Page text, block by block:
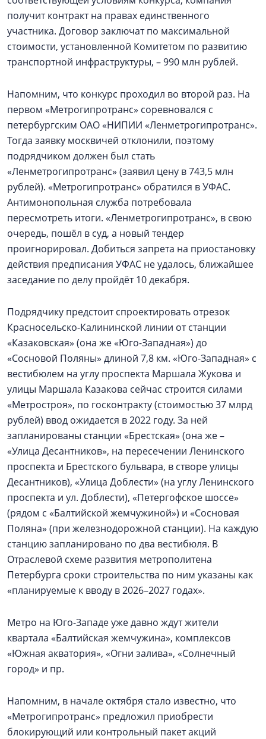
получит контракт на правах единственного
участника. Договор заключат по максимальной
стоимости, установленной Комитетом по развитию
транспортной инфраструктуры, – 990 млн рублей.
Напомним, что конкурс проходил во второй раз. На
первом «Метрогипротранс» соревновался с
петербургским ОАО «НИПИИ «Ленметрогипротранс».
Тогда заявку москвичей отклонили, поэтому
подрядчиком должен был стать
«Ленметрогипротранс» (заявил цену в 743,5 млн
рублей). «Метрогипротранс» обратился в УФАС.
Антимонопольная служба потребовала
пересмотреть итоги. «Ленметрогипротранс», в свою
очередь, пошёл в суд, а новый тендер
проигнорировал. Добиться запрета на приостановку
действия предписания УФАС не удалось, ближайшее
заседание по делу пройдёт 10 декабря.
Подрядчику предстоит спроектировать отрезок
Красносельско-Калининской линии от станции
«Казаковская» (она же «Юго-Западная») до
«Сосновой Поляны» длиной 7,8 км. «Юго-Западная» с
вестибюлем на углу проспекта Маршала Жукова и
улицы Маршала Казакова сейчас строится силами
«Метростроя», по госконтракту (стоимостью 37 млрд
рублей) ввод ожидается в 2022 году. За ней
запланированы станции «Брестская» (она же –
«Улица Десантников», на пересечении Ленинского
проспекта и Брестского бульвара, в створе улицы
Десантников), «Улица Доблести» (на углу Ленинского
проспекта и ул. Доблести), «Петергофское шоссе»
(рядом с «Балтийской жемчужиной») и «Сосновая
Поляна» (при железнодорожной станции). На каждую
станцию запланировано по два вестибюля. В
Отраслевой схеме развития метрополитена
Петербурга сроки строительства по ним указаны как
«планируемые к вводу в 2026–2027 годах».
Метро на Юго-Западе уже давно ждут жители
квартала «Балтийская жемчужина», комплексов
«Южная акватория», «Огни залива», «Солнечный
город» и пр.
Напомним, в начале октября стало известно, что
«Метрогипротранс» предложил приобрести
блокирующий или контрольный пакет акций